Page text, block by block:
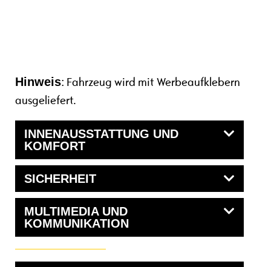
Hinweis: Fahrzeug wird mit Werbeaufklebern
ausgeliefert.
INNENAUSSTATTUNG UND
KOMFORT
SICHERHEIT
MULTIMEDIA UND
KOMMUNIKATION